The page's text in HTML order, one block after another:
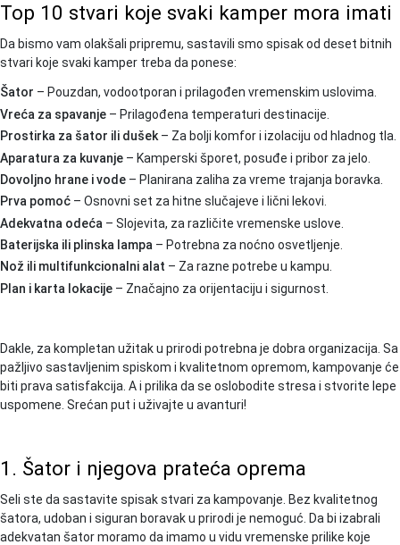
Top 10 stvari koje svaki kamper mora imati
Da bismo vam olakšali pripremu, sastavili smo spisak od deset bitnih
stvari koje svaki kamper treba da ponese:
Šator – Pouzdan, vodootporan i prilagođen vremenskim uslovima.
Vreća za spavanje – Prilagođena temperaturi destinacije.
Prostirka za šator ili dušek – Za bolji komfor i izolaciju od hladnog tla.
Aparatura za kuvanje – Kamperski šporet, posuđe i pribor za jelo.
Dovoljno hrane i vode – Planirana zaliha za vreme trajanja boravka.
Prva pomoć – Osnovni set za hitne slučajeve i lični lekovi.
Adekvatna odeća – Slojevita, za različite vremenske uslove.
Baterijska ili plinska lampa – Potrebna za noćno osvetljenje.
Nož ili multifunkcionalni alat – Za razne potrebe u kampu.
Plan i karta lokacije – Značajno za orijentaciju i sigurnost.
Dakle, za kompletan užitak u prirodi potrebna je dobra organizacija. Sa
pažljivo sastavljenim spiskom i kvalitetnom opremom, kampovanje će
biti prava satisfakcija. A i prilika da se oslobodite stresa i stvorite lepe
uspomene. Srećan put i uživajte u avanturi!
1. Šator i njegova prateća oprema
Seli ste da sastavite spisak stvari za kampovanje. Bez kvalitetnog
šatora, udoban i siguran boravak u prirodi je nemoguć. Da bi izabrali
adekvatan šator moramo da imamo u vidu vremenske prilike koje